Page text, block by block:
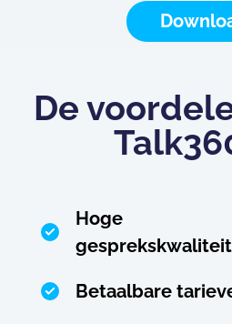
De
Hoge
gesprekskwaliteit
Betaalbare